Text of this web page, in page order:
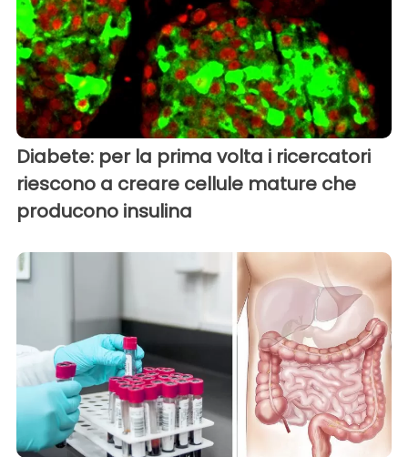
Diabete: per la prima volta i ricercatori
riescono a creare cellule mature che
producono insulina